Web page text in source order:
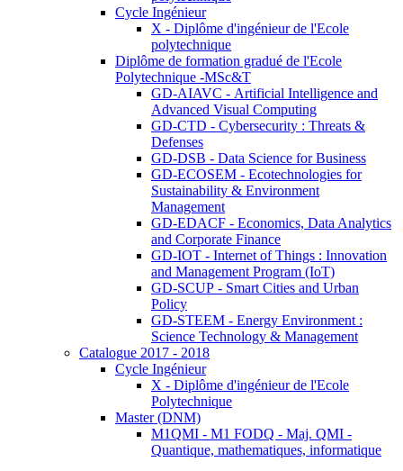
Cycle Ingénieur
X - Diplôme d'ingénieur de l'Ecole
polytechnique
Diplôme de formation gradué de l'Ecole
Polytechnique -MSc&T
GD-AIAVC - Artificial Intelligence and
Advanced Visual Computing
GD-CTD - Cybersecurity : Threats &
Defenses
GD-DSB - Data Science for Business
GD-ECOSEM - Ecotechnologies for
Sustainability & Environment
Management
GD-EDACF - Economics, Data Analytics
and Corporate Finance
GD-IOT - Internet of Things : Innovation
and Management Program (IoT)
GD-SCUP - Smart Cities and Urban
Policy
GD-STEEM - Energy Environment :
Science Technology & Management
Catalogue 2017 - 2018
Cycle Ingénieur
X - Diplôme d'ingénieur de l'Ecole
Polytechnique
Master (DNM)
M1QMI - M1 FODQ - Maj. QMI -
Quantique, mathematiques, informatique